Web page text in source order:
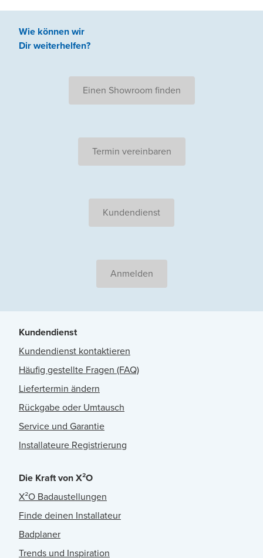
Wie können wir
Dir weiterhelfen?
Einen Showroom finden
Termin vereinbaren
Kundendienst
Anmelden
Kundendienst
Kundendienst kontaktieren
Häufig gestellte Fragen (FAQ)
Liefertermin ändern
Rückgabe oder Umtausch
Service und Garantie
Installateure Registrierung
Die Kraft von X²O
X²O Badaustellungen
Finde deinen Installateur
Badplaner
Trends und Inspiration